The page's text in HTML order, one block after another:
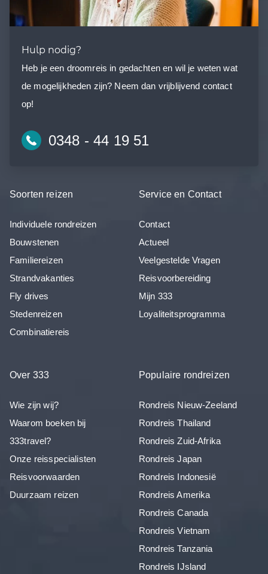
Hulp nodig?
Heb je een droomreis in gedachten en wil je weten wat
de mogelijkheden zijn? Neem dan vrijblijvend contact
op!
0348 - 44 19 51
Soorten reizen
Individuele rondreizen
Bouwstenen
Familiereizen
Strandvakanties
Fly drives
Stedenreizen
Combinatiereis
Service en Contact
Contact
Actueel
Veelgestelde Vragen
Reisvoorbereiding
Mijn 333
Loyaliteitsprogramma
Over 333
Wie zijn wij?
Waarom boeken bij
333travel?
Onze reisspecialisten
Reisvoorwaarden
Duurzaam reizen
Populaire rondreizen
Rondreis Nieuw-Zeeland
Rondreis Thailand
Rondreis Zuid-Afrika
Rondreis Japan
Rondreis Indonesië
Rondreis Amerika
Rondreis Canada
Rondreis Vietnam
Rondreis Tanzania
Rondreis IJsland